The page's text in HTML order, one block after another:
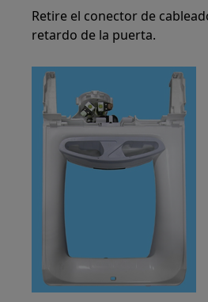
Retire el conector de
retardo de la puerta.